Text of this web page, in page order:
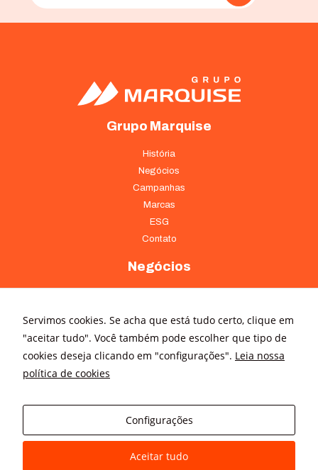
Grupo Marquise
História
Negócios
Campanhas
Marcas
ESG
Contato
Negócios
Marquise Ambiental
Serviços de Comunicação
Comércio e Serviços
Notícias
Releases
Trabalhe Conosco
Servimos cookies. Se acha que está tudo certo, clique em
"aceitar tudo". Você também pode escolher que tipo de
cookies deseja clicando em "configurações". Leia nossa
política de cookies
Configurações
Aceitar tudo